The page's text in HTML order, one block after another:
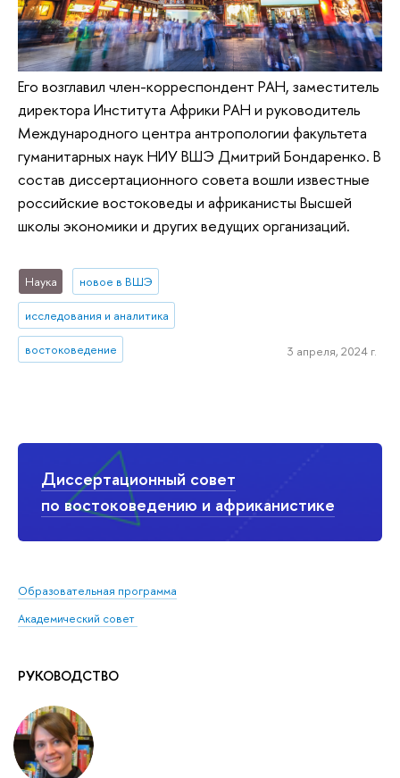
Диссертационный совет
по востоковедению и африканистике
Образовательная программа
Академический совет
РУКОВОДСТВО
Его возглавил член-корреспондент РАН, заместитель
директора Института Африки РАН и руководитель
Международного центра антропологии факультета
гуманитарных наук НИУ ВШЭ Дмитрий Бондаренко. В
состав диссертационного совета вошли известные
российские востоковеды и африканисты Высшей
школы экономики и других ведущих организаций.
Наука новое в ВШЭ
исследования и аналитика
востоковедение 3 апреля, 2024 г.